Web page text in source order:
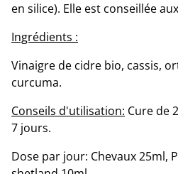
en silice). Elle est conseillée
Ingrédients :
Vinaigre de cidre bio, cassis,
curcuma.
Conseils d'utilisation: Cure de
7 jours.
Dose par jour: Chevaux 25ml,